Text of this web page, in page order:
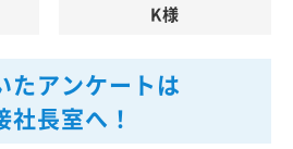
たアンケートは
社長室へ！
K様